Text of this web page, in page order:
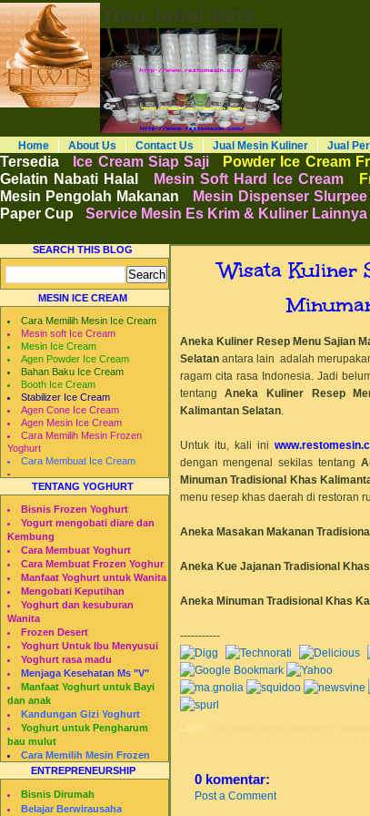
Your label here
Cafe Hotel Restoran Pastry
Pengembangan
Home About Us Contact Us Jual Mesin Kuliner Jual
Tersedia : Ice Cream Siap Saji- Powder Ice Cream
Gelatin Nabati Halal
- Mesin Soft Hard Ice Cream-
Mesin Pengolah Makanan - Mesin Dispenser Slurpee
Paper Cup - Service Mesin Es Krim & Kuliner Lainnya
SEARCH THIS BLOG
MESIN ICE CREAM
Cara Memilih Mesin Ice Cream
Mesin soft Ice Cream
Mesin Ice Cream
Agen Powder Ice Cream
Bahan Baku Ice Cream
Booth Ice Cream
Stabilizer Ice Cream
Agen Cone Ice Cream
Agen Mesin Ice Cream
Cara Memilih Mesin Frozen
Yoghurt
Cara Membuat Ice Cream
TENTANG YOGHURT
Bisnis Frozen Yoghurt
Yogurt mengobati diare dan
Kembung
Cara Membuat Yoghurt
Cara Membuat Frozen Yoghur
Manfaat Yoghurt untuk Wanita
Mengobati Keputihan
Yoghurt dan kesuburan
Wanita
Frozen Desert
Yoghurt Untuk Ibu Menyusui
Yoghurt rasa madu
Menjaga Kesehatan Ms "V"
Manfaat Yoghurt untuk Bayi
dan anak
Kandungan Gizi Yoghurt
Yoghurt untuk Pengharum
bau mulut
Cara Memilih Mesin Frozen
Yogurt
Restomesin
ENTREPRENEURSHIP
Bisnis Dirumah
Belajar Berwirausaha
Wisata Kuliner
Aneka Kuliner Resep Menu Sajian
Selatanantara lain adalah
ragam cita rasa Indonesia. Jadi
tentangAneka Kuliner Resep
Kalimantan Selatan.
Untuk itu, kali ini
dengan mengenal sekilas tentang
Minuman Tradisional Khas
menu resep khas daerah di restoran
Aneka Masakan Makanan
Aneka Kue Jajanan Tradisional Khas
Aneka Minuman Tradisional Khas
-----------
Label:
0 komentar:
Post a Comment